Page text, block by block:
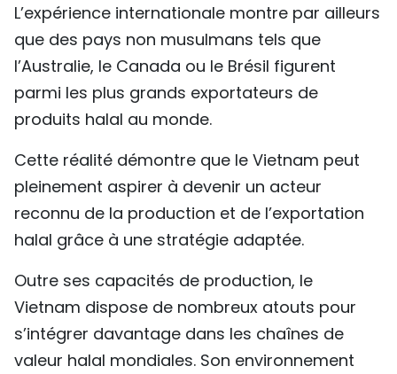
L’expérience internationale montre par ailleurs
que des pays non musulmans tels que
l’Australie, le Canada ou le Brésil figurent
parmi les plus grands exportateurs de
produits halal au monde.
Cette réalité démontre que le Vietnam peut
pleinement aspirer à devenir un acteur
reconnu de la production et de l’exportation
halal grâce à une stratégie adaptée.
Outre ses capacités de production, le
Vietnam dispose de nombreux atouts pour
s’intégrer davantage dans les chaînes de
valeur halal mondiales. Son environnement